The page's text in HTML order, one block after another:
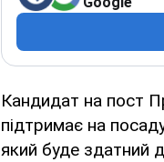
Кандидат на пост
підтримає на
який буде здатний